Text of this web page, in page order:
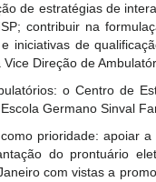
de estratégias de
contribuir na
de
Direção de
o Centro de
Germano Sinval
prioridade: apoiar
do prontuário
com vistas a